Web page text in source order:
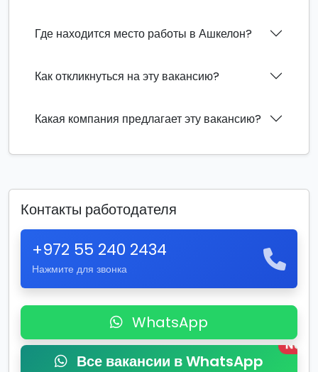
Где находится место работы в Ашкелон?
Как откликнуться на эту вакансию?
Какая компания предлагает эту вакансию?
Контакты работодателя
+972 55 240 2434
Нажмите для звонка
WhatsApp
Все вакансии в WhatsApp
New